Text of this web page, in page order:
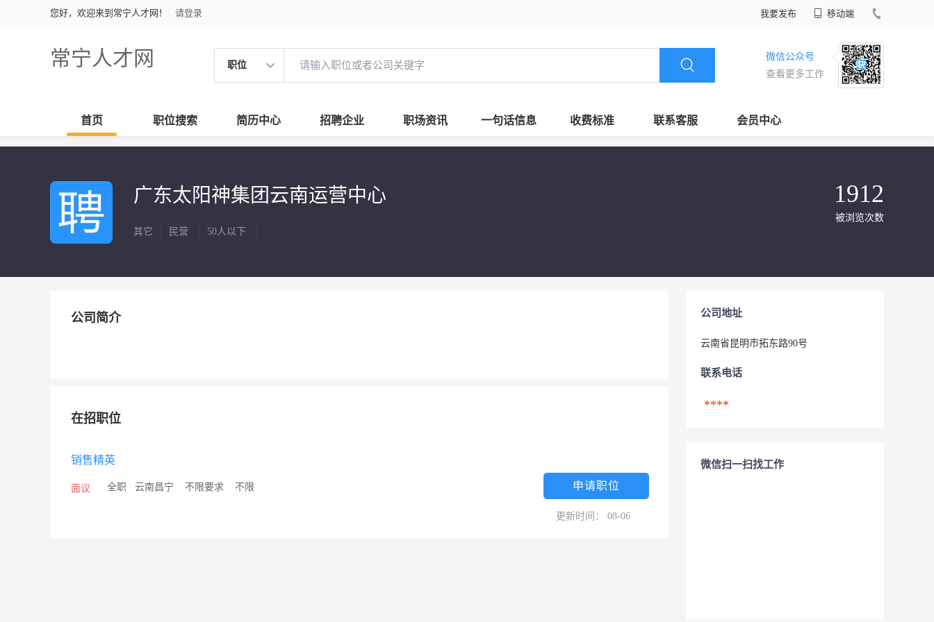
您好，欢迎来到常宁人才网！ 请登录 我要发布 移动端
常宁人才网 职位
微信公众号
查看更多工作
首页 职位搜索 简历中心 招聘企业 职场资讯 一句话信息 收费标准 联系客服 会员中心
广东太阳神集团云南运营中心
其它 民营 50人以下
1912
被浏览次数
公司简介
在招职位
销售精英
面议 全职 云南昌宁 不限要求 不限 申请职位
更新时间： 08-06
公司地址
云南省昆明市拓东路90号
联系电话
****
微信扫一扫找工作